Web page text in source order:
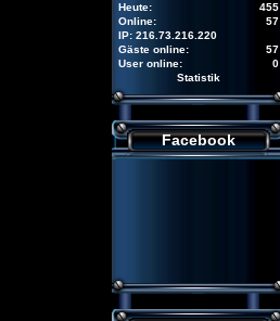
Heute:
455
Online:
57
IP: 216.73.216.220
Gäste online:
57
User online:
0
Statistik
Facebook